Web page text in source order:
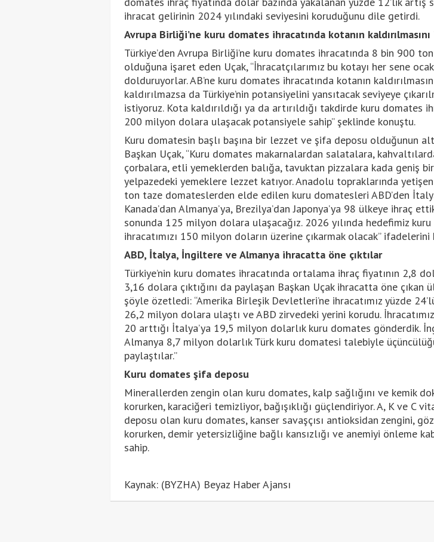
ihracat gelirinin 2024 yılındaki seviyesini koruduğunu dile getirdi.
Avrupa Birliği’ne kuru domates ihracatında kotanın
Türkiye’den Avrupa Birliği’ne kuru domates ihracatında 8 bin 900
olduğuna işaret eden Uçak, “İhracatçılarımız bu kotayı her sene
dolduruyorlar. AB’ne kuru domates ihracatında kotanın
kaldırılmazsa da Türkiye’nin potansiyelini yansıtacak seviyeye
istiyoruz. Kota kaldırıldığı ya da artırıldığı takdirde kuru domates
200 milyon dolara ulaşacak potansiyele sahip” şeklinde konuştu.
Kuru domatesin başlı başına bir lezzet ve şifa deposu olduğunun
Başkan Uçak, “Kuru domates makarnalardan salatalara,
çorbalara, etli yemeklerden balığa, tavuktan pizzalara kada geniş bir
yelpazedeki yemeklere lezzet katıyor. Anadolu topraklarında
ton taze domateslerden elde edilen kuru domatesleri ABD’den
Kanada’dan Almanya’ya, Brezilya’dan Japonya’ya 98 ülkeye ihraç
sonunda 125 milyon dolara ulaşacağız. 2026 yılında hedefimiz
ihracatımızı 150 milyon doların üzerine çıkarmak olacak” ifadelerini
ABD, İtalya, İngiltere ve Almanya ihracatta öne çıktılar
Türkiye’nin kuru domates ihracatında ortalama ihraç fiyatının 2,8
3,16 dolara çıktığını da paylaşan Başkan Uçak ihracatta öne çıkan
şöyle özetledi: “Amerika Birleşik Devletleri’ne ihracatımız yüzde
26,2 milyon dolara ulaştı ve ABD zirvedeki yerini korudu.
20 arttığı İtalya’ya 19,5 milyon dolarlık kuru domates gönderdik.
Almanya 8,7 milyon dolarlık Türk kuru domatesi talebiyle
paylaştılar.”
Kuru domates şifa deposu
Minerallerden zengin olan kuru domates, kalp sağlığını ve kemik
korurken, karaciğeri temizliyor, bağışıklığı güçlendiriyor. A, K ve C
deposu olan kuru domates, kanser savaşçısı antioksidan zengini, göz
korurken, demir yetersizliğine bağlı kansızlığı ve anemiyi önleme
sahip.
Kaynak: (BYZHA) Beyaz Haber Ajansı